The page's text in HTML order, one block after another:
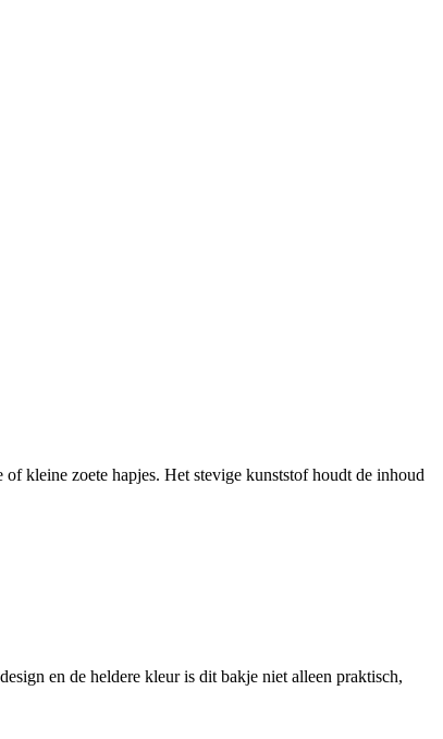
kleine zoete hapjes. Het stevige kunststof houdt de inhoud
en de heldere kleur is dit bakje niet alleen praktisch,